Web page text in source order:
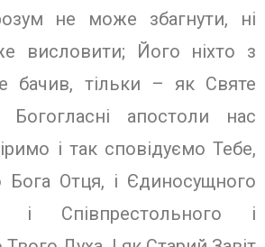
не може збагнути, ні
висловити; Його ніхто з
бачив, тільки – як Святе
апостоли нас
і так сповідуємо Тебе,
Бога Отця, і Єдиносущного
і Співпрестольного і